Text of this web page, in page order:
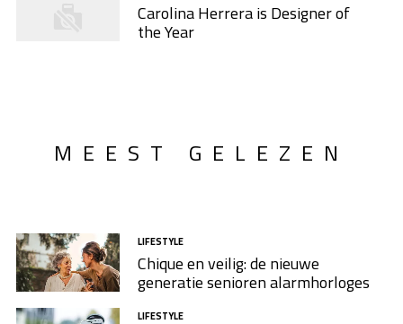
Carolina Herrera is Designer of
the Year
MEEST GELEZEN
LIFESTYLE
Chique en veilig: de nieuwe
generatie senioren alarmhorloges
LIFESTYLE